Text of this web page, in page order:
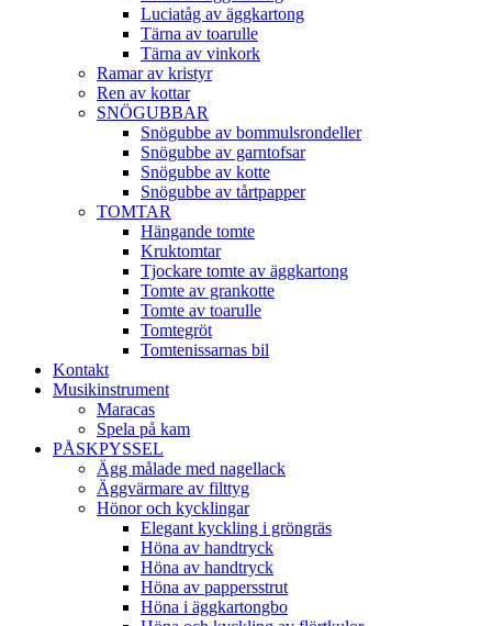
Luciatåg av äggkartong
Tärna av toarulle
Tärna av vinkork
Ramar av kristyr
Ren av kottar
SNÖGUBBAR
Snögubbe av bommulsrondeller
Snögubbe av garntofsar
Snögubbe av kotte
Snögubbe av tårtpapper
TOMTAR
Hängande tomte
Kruktomtar
Tjockare tomte av äggkartong
Tomte av grankotte
Tomte av toarulle
Tomtegröt
Tomtenissarnas bil
Kontakt
Musikinstrument
Maracas
Spela på kam
PÅSKPYSSEL
Ägg målade med nagellack
Äggvärmare av filttyg
Hönor och kycklingar
Elegant kyckling i gröngräs
Höna av handtryck
Höna av handtryck
Höna av pappersstrut
Höna i äggkartongbo